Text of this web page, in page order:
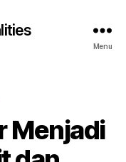
Menu
Menjadi